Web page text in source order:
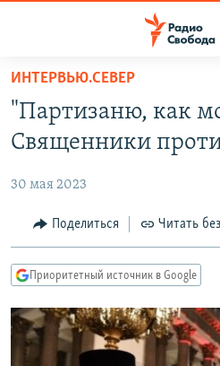
упрощенного
доступа
Вернуться
основному
Вернутся
главной
навигации
Вернутся
поиску
ПРОГРАММЫ
ПОДКАСТЫ
АВТОРСКИЕ ПРОЕКТЫ
ЦИТАТЫ СВОБОДЫ
МНЕНИЯ
IDEL.РЕАЛИИ
КАВКАЗ.РЕАЛИИ
СЕВЕР.РЕАЛИИ
ИНТЕРВЬЮ.СЕВЕР
"Партизаню, как
Священники
30 мая 2023
Поделиться Читать
Приоритетный источник в Google